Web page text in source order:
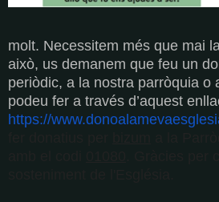
molt. Necessitem més que mai
això, us demanem que feu un
periòdic, a la nostra parròquia o
podeu fer a través d’aquest
https://